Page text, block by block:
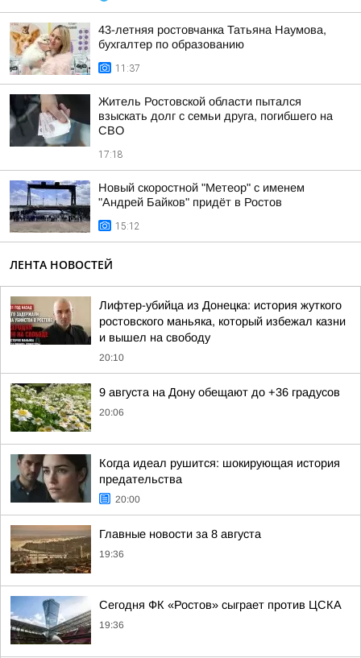
43-летняя ростовчанка Татьяна Наумова,
бухгалтер по образованию
11:37
Житель Ростовской области пытался
взыскать долг с семьи друга, погибшего на
СВО
17:18
Новый скоростной "Метеор" с именем
"Андрей Байков" придёт в Ростов
15:12
ЛЕНТА НОВОСТЕЙ
Лифтер-убийца из Донецка: история жуткого
ростовского маньяка, который избежал казни
и вышел на свободу
20:10
9 августа на Дону обещают до +36 градусов
20:06
Когда идеал рушится: шокирующая история
предательства
20:00
Главные новости за 8 августа
19:36
Сегодня ФК «Ростов» сыграет против ЦСКА
19:36